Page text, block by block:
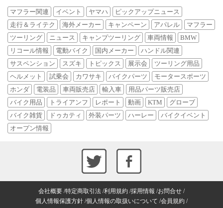
マフラー関連 イベント ヤマハ
ピックアップニュース
走行＆ライテク
海外メーカー キャンペーン アパレル
マフラー
ツーリング
ニュース キャンプツーリング 車両情報
BMW
リコール情報
電動バイク 国内メーカー
ハンドル関連
サスペンション
スズキ トピックス 展示会
ツーリング用品
ヘルメット
試乗会 カワサキ バイクパーツ
モータースポーツ
ホンダ
電装品 車両販売店 輸入車
用品パーツ販売店
バイク用品
トライアンフ レポート 動画 KTM
グローブ
バイク雑貨
ドゥカティ 外装パーツ ハーレー
バイクイベント
オープン情報
会社概要 特定商取引法 利用規約 採用情報 お問合せ
個人情報保護方針 個人情報の取扱いについて 会員規約